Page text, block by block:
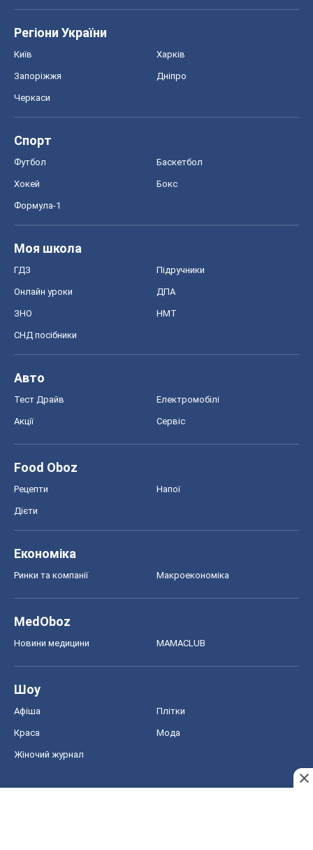
Регіони України
Київ Харків
Запоріжжя Дніпро
Черкаси
Спорт
Футбол Баскетбол
Хокей Бокс
Формула-1
Моя школа
ГДЗ Підручники
Онлайн уроки ДПА
ЗНО НМТ
СНД посібники
Авто
Тест Драйв Електромобілі
Акції Сервіс
Food Oboz
Рецепти Напої
Дієти
Економіка
Ринки та компанії Макроекономіка
MedOboz
Новини медицини MAMACLUB
Шоу
Афіша Плітки
Краса Мода
Жіночий журнал